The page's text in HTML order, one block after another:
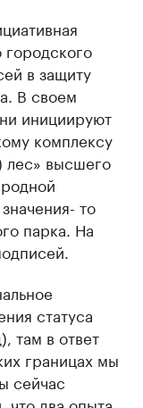
городского
в защиту
В своем
инициируют
комплексу
лес» высшего
то
парка. На
статуса
там в ответ
границах мы
сейчас